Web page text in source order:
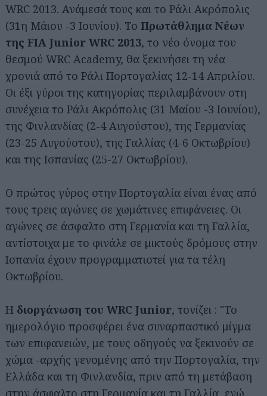
WRC 2013. Ανάμεσά τους και το Ράλι Ακρόπολις
(31η Μάιου -3 Ιουνίου). Το Πρωτάθλημα Νέων
της FIA Junior WRC 2013, το νέο όνομα του
θεσμού WRC Academy, θα ξεκινήσει τη νέα
χρονιά από το Ράλι Πορτογαλίας 12-14 Απριλίου.
Οι έξι γύροι της κατηγορίας περιλαμβάνουν στη
συνέχεια το Ράλι Ακρόπολις (31 Μαίου -3 Ιουνίου),
της Φινλανδίας (2-4 Αυγούστου), της Γερμανίας
(23-25 Αυγούστου), της Γαλλίας (4-6 Οκτωβρίου)
και της Ισπανίας (25-27 Οκτωβρίου).
Ο πρώτος γύρος στην Πορτογαλία είναι ένας από
τους τρεις αγώνες σε χωμάτινες επιφάνειες. Οι
αγώνες σε άσφαλτο στη Γερμανία και τη Γαλλία,
αντίστοιχα με το φινάλε σε μικτούς δρόμους στην
Ισπανία έχουν προγραμματιστεί για τα τέλη
Οκτωβρίου.
Η διοργάνωση του WRC Junior, τονίζει : "Το
ημερολόγιο προσφέρει ένα συναρπαστικό μίγμα
των επιφανειών, με τους οδηγούς να ξεκινούν σε
χώμα -αρχής γενομένης από την Πορτογαλία, την
Ελλάδα και τη Φινλανδία, πριν από τη μετάβαση
στην άσφαλτο στη Γερμανία και τη Γαλλία, ενώ